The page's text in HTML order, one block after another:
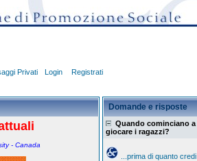
Privati Login Registrati
- Canada
Domande e risposte
Quando cominciano a
giocare i ragazzi?
...prima di quanto credi